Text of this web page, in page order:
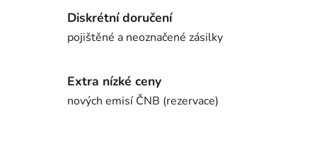
Diskrétní doručení
pojištěné a neoznačené zásilky
Extra nízké ceny
nových emisí ČNB (rezervace)